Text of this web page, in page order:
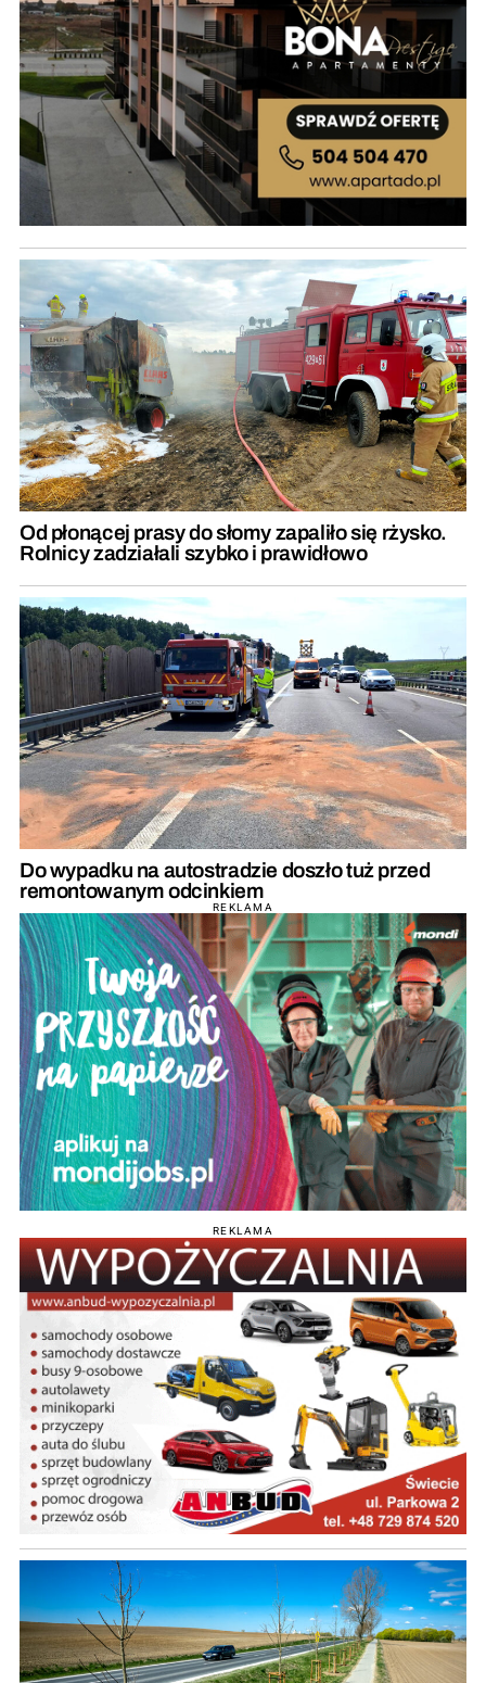
Od płonącej prasy do słomy zapaliło się rżysko.
Rolnicy zadziałali szybko i prawidłowo
Do wypadku na autostradzie doszło tuż przed
remontowanym odcinkiem
REKLAMA
REKLAMA